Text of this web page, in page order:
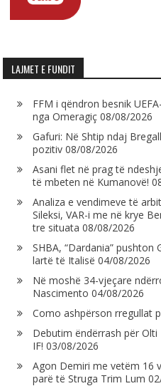
LAJMET E FUNDIT
FFM i qëndron besnik
nga Omeragiç 08/08/2026
Gafuri: Në Shtip ndaj
pozitiv 08/08/2026
Asani flet në prag të
të mbeten në Kumanovë!
Analiza e vendimeve të
Sileksi, VAR-i me në krye
tre situata 08/08/2026
SHBA, “Dardania”
lartë të Italisë 04/08/2026
Në moshë 34-vjeçare
Nascimento 04/08/2026
Como ashpërson rregullat
Debutim ëndërrash për
IF! 03/08/2026
Agon Demiri me vetëm 16
parë të Struga Trim Lum